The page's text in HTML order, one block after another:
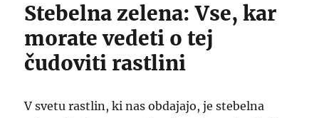
Stebelna zelena: Vse, kar
morate vedeti o tej
čudoviti rastlini
V svetu rastlin, ki nas obdajajo, je stebelna